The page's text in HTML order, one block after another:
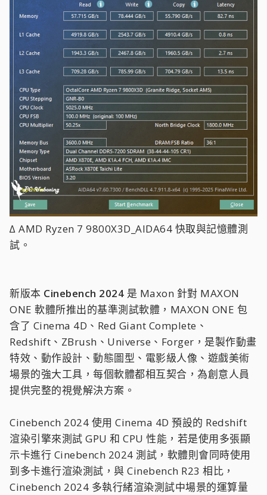
∆ AMD Ryzen 7 9800X3D_AIDA64 快取與記憶體測
試。
新版本 Cinebench 2024 是 Maxon 針對 MAXON
ONE 軟體所推出的基準測試軟體，MAXON ONE 包
含了 Cinema 4D、Red Giant Complete、
Redshift、ZBrush、Universe、Forger，是製作動畫
特效、動作設計、動態圖型、電影級人像、遊戲美術
場景的強大工具，每個軟體都相互契合，為創意人員
提供完整的視覺解決方案。
Cinebench 2024 使用 Cinema 4D 預設的 Redshift
渲染引擎來測試 GPU 和 CPU 性能，若是使用多張顯
示卡進行 Cinebench 2024 測試，軟體則會同時使用
到多卡進行渲染測試，與 Cinebench R23 相比，
Cinebench 2024 多執行緒渲染測試中場景的運算量